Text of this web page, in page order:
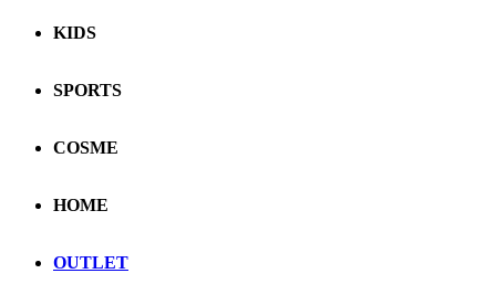
KIDS
SPORTS
COSME
HOME
OUTLET